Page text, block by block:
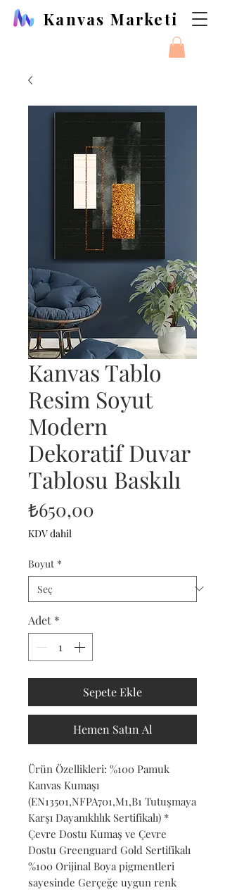
Kanvas Marketi
Kanvas Tablo
Resim Soyut
Modern
Dekoratif Duvar
Tablosu Baskılı
₺650,00
KDV dahil
Boyut *
Adet *
Sepete Ekle
Hemen Satın Al
Ürün Özellikleri: %100 Pamuk
Kanvas Kumaşı
(EN13501,NFPA701,M1,B1 Tutuşmaya
Karşı Dayanıklılık Sertifikalı) *
Çevre Dostu Kumaş ve Çevre
Dostu Greenguard Gold Sertifikalı
%100 Orijinal Boya pigmentleri
sayesinde Gerçeğe uygun renk